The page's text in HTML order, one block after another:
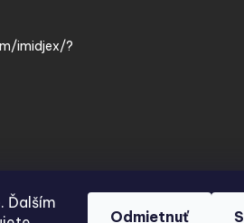
Ďalším
Odmietnuť
imidjex/?